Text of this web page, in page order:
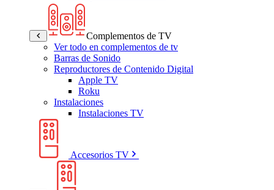
Complementos de TV
Ver todo en complementos de tv
Barras de Sonido
Reproductores de Contenido Digital
Apple TV
Roku
Instalaciones
Instalaciones TV
Accesorios TV